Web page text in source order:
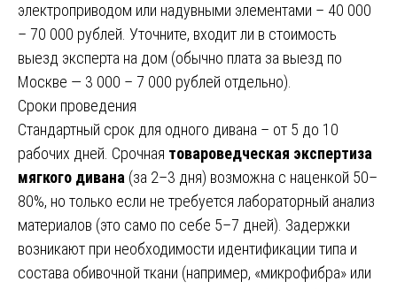
электроприводом или надувными элементами – 40 000
– 70 000 рублей. Уточните, входит ли в стоимость
выезд эксперта на дом (обычно плата за выезд по
Москве — 3 000 – 7 000 рублей отдельно).
Сроки проведения
Стандартный срок для одного дивана – от 5 до 10
рабочих дней. Срочная товароведческая экспертиза
мягкого дивана (за 2–3 дня) возможна с наценкой 50–
80%, но только если не требуется лабораторный анализ
материалов (это само по себе 5–7 дней). Задержки
возникают при необходимости идентификации типа и
состава обивочной ткани (например, «микрофибра» или